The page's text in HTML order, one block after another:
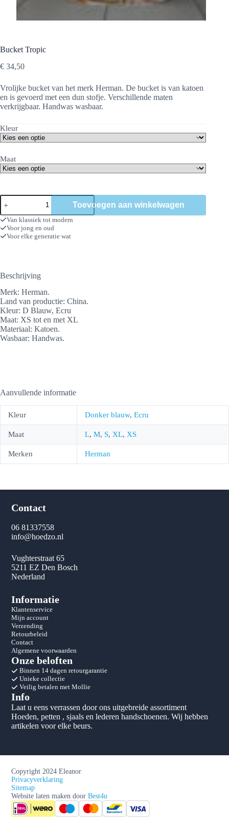
Bucket Tropic
€ 34,50
Vrolijke bucket van het merk Herman. De bucket is van katoen
en is gevoerd met een dun stofje. Verschillende maten
verkrijgbaar. Handwas wasbaar.
Kleur
Maat
Bucket
Tropic
aantal
Toevoegen aan winkelwagen
Van klassiek tot modern
Voor jong en oud
Voor elke generatie wat
Beschrijving
Merk: Herman.
Land van productie: China.
Kleur: D Blauw, Ecru
Maat: XS tot en met XL
Materiaal: Katoen.
Wasbaar: Handwas.
Aanvullende informatie
Kleur Donker blauw, Ecru
Maat L, M, S, XL, XS
Merken Herman
Contact
06 81337558
info@hoedzo.nl
Vughterstraat 65
5211 EZ Den Bosch
Nederland
Informatie
Klantenservice
Mijn account
Verzending
Retourbeleid
Contact
Algemene voorwaarden
Onze beloften
Binnen 14 dagen retourgarantie
Unieke collectie
Veilig betalen met Mollie
Info
Laat u eens verrassen door ons uitgebreide assortiment
Hoeden, petten , sjaals en lederen handschoenen. Wij hebben
artikelen voor elke beurs.
Copyright 2024 Eleanor
Privacyverklaring
Sitemap
Website laten maken doorBest4u